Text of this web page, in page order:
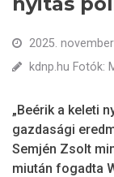
2025.
kdnp.hu Fotók:
„Beérik a keleti
gazdasági
Semjén Zsolt
miután fogadta